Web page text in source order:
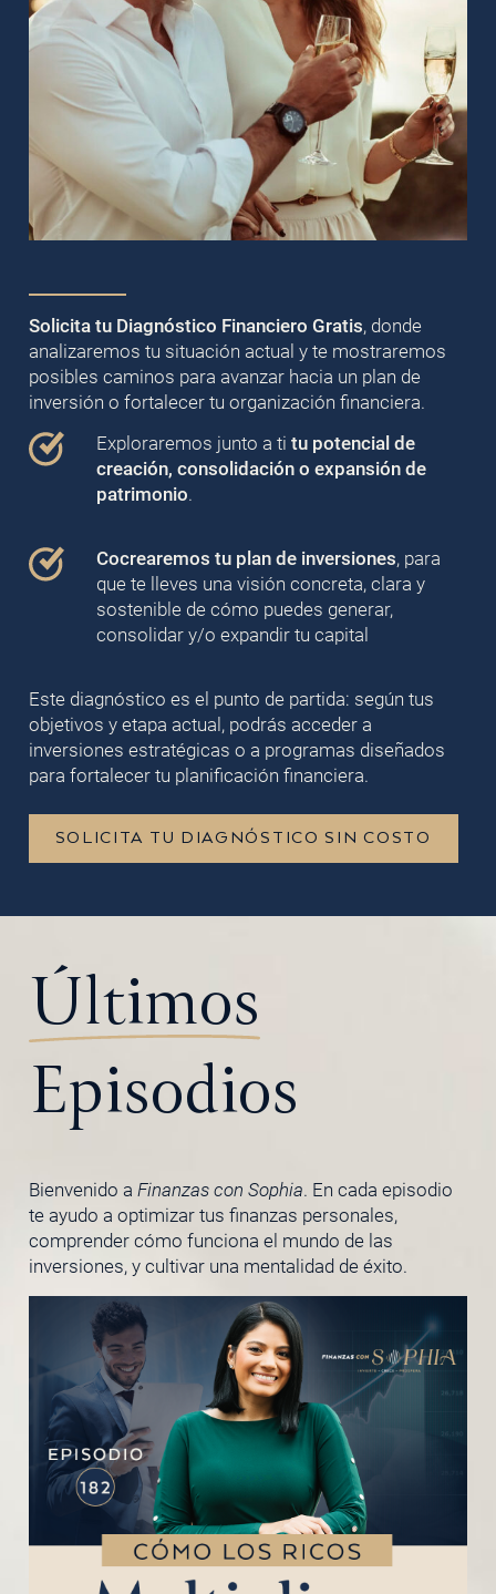
Solicita tu Diagnóstico Financiero Gratis, donde
analizaremos tu situación actual y te mostraremos
posibles caminos para avanzar hacia un plan de
inversión o fortalecer tu organización financiera.
Exploraremos junto a ti tu potencial de
creación, consolidación o expansión de
patrimonio.
Cocrearemos tu plan de inversiones, para
que te lleves una visión concreta, clara y
sostenible de cómo puedes generar,
consolidar y/o expandir tu capital
Este diagnóstico es el punto de partida: según tus
objetivos y etapa actual, podrás acceder a
inversiones estratégicas o a programas diseñados
para fortalecer tu planificación financiera.
SOLICITA TU DIAGNÓSTICO SIN COSTO
Últimos
Episodios
Bienvenido a Finanzas con Sophia. En cada episodio
te ayudo a optimizar tus finanzas personales,
comprender cómo funciona el mundo de las
inversiones, y cultivar una mentalidad de éxito.